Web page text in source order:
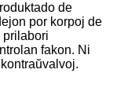
de
por korpoj de
prilabori
fakon. Ni